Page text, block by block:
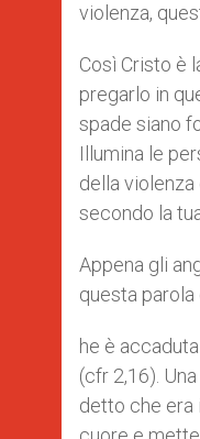
violenza,
Così Cristo è
pregarlo in
spade siano
Illumina le
della
secondo la
Appena gli
questa parola
he è
(cfr 2,16).
detto che era